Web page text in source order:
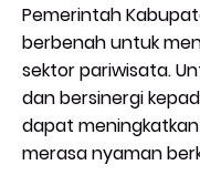
Pemerintah
berbenah untuk
sektor pariwisata.
dan bersinergi
dapat
merasa nyaman